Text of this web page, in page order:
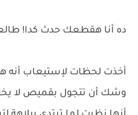
ده أنا هقطعك حدث كدا!
أخذت لحظات لإستيعاب أنه
وشك أن تتجول بقميص لا